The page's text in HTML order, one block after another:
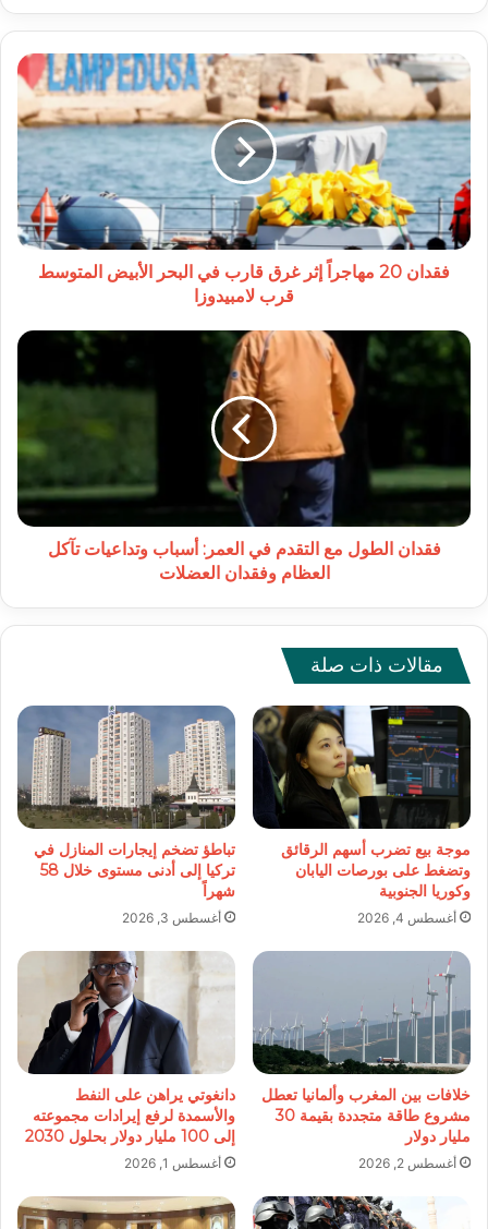
فقدان
20
مهاجراً
إثر
غرق
قارب
في
البحر
الأبيض
المتوسط
فقدان 20 مهاجراً إثر غرق قارب في البحر الأبيض المتوسط
قرب لامبيدوزا
فقدان
الطول
أسباب
تآكل
العظامفقدان الطول مع التقدم في العمر: أسباب وتداعيات تآكل
العظام وفقدان العضلات
مقالات ذات صلة
موجة بيع تضرب أسهم الرقائق
وتضغط على بورصات اليابان
وكوريا الجنوبية
أغسطس 4, 2026
تباطؤ تضخم إيجارات المنازل في
تركيا إلى أدنى مستوى خلال 58
شهراً
أغسطس 3, 2026
خلافات بين المغرب وألمانيا تعطل
مشروع طاقة متجددة بقيمة 30
مليار دولار
أغسطس 2, 2026
دانغوتي يراهن على النفط
والأسمدة لرفع إيرادات مجموعته
إلى 100 مليار دولار بحلول 2030
أغسطس 1, 2026